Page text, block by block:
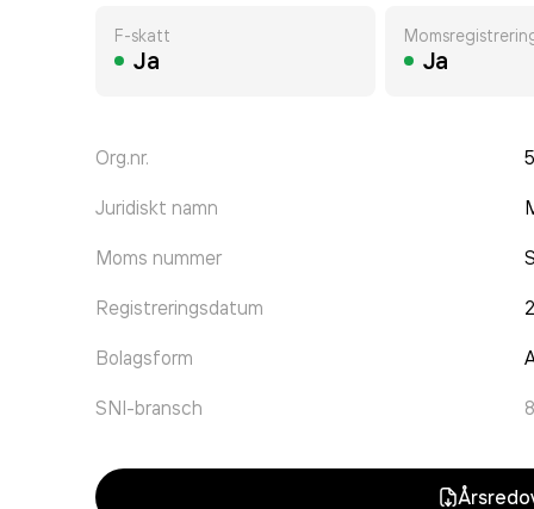
F-skatt
Ja Ja
Org.nr.
Juridiskt namn
Moms nummer
Registreringsdatum
Bolagsform
SNI-bransch